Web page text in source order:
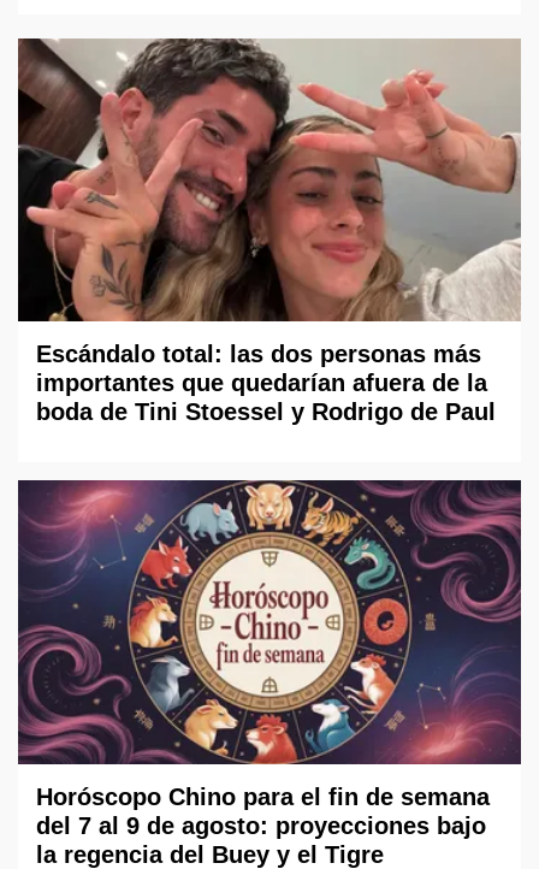
Escándalo total: las dos personas más
importantes que quedarían afuera de la
boda de Tini Stoessel y Rodrigo de Paul
Horóscopo Chino para el fin de semana
del 7 al 9 de agosto: proyecciones bajo
la regencia del Buey y el Tigre